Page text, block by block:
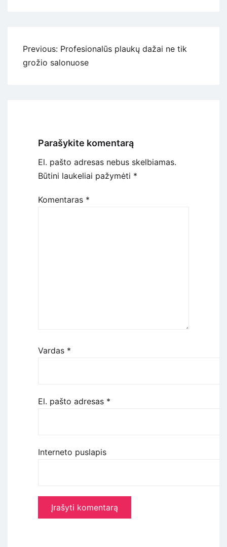
Navigacija
tarp
Previous: Profesionalūs plaukų dažai ne tik
grožio salonuose
Parašykite komentarą
El. pašto adresas nebus skelbiamas.
Būtini laukeliai pažymėti *
Komentaras *
Vardas *
El. pašto adresas *
Interneto puslapis